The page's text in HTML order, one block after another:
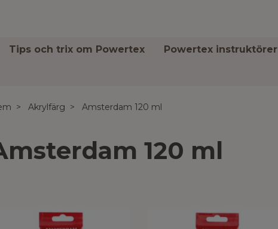
Tips och trix om Powertex Powertex instruktörer
Akrylfärg Amsterdam 120 ml
120 ml